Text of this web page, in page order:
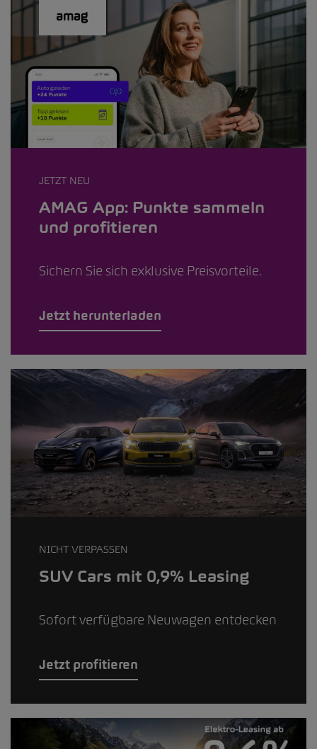
JETZT NEU
AMAG App: Punkte sammeln
und profitieren
Sichern Sie sich exklusive Preisvorteile.
Jetzt herunterladen
NICHT VERPASSEN
SUV Cars mit 0,9% Leasing
Sofort verfügbare Neuwagen entdecken
Jetzt profitieren